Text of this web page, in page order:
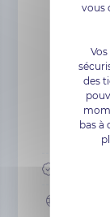
1
vous
des
bas à